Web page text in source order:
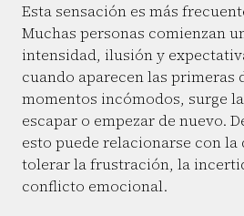
Esta sensación es más
Muchas personas comienzan
intensidad, ilusión y
cuando aparecen las primeras
momentos incómodos, surge
escapar o empezar de nuevo.
esto puede relacionarse con
tolerar la frustración, la
conflicto emocional.